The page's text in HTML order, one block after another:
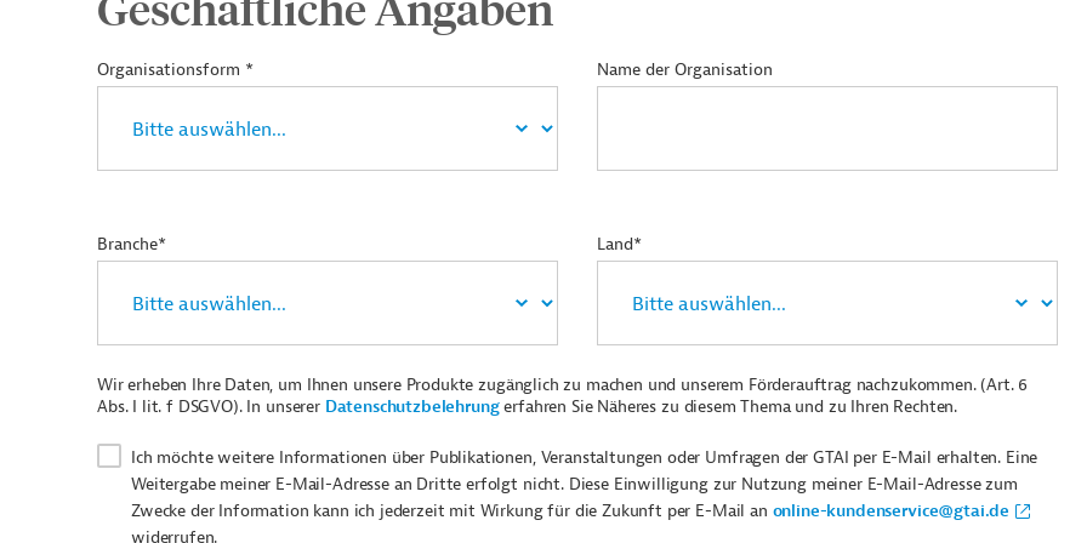
Organisationsform * Name der Organisation
Branche* Land*
Wir erheben Ihre Daten, um Ihnen unsere Produkte zugänglich zu machen und unserem Förderauftrag nachzukommen. (Art. 6
Abs. I lit. f DSGVO). In unserer Datenschutzbelehrungerfahren Sie Näheres zu diesem Thema und zu Ihren Rechten.
Ich möchte weitere Informationen über Publikationen, Veranstaltungen oder Umfragen der GTAI per E-Mail erhalten. Eine
Weitergabe meiner E-Mail-Adresse an Dritte erfolgt nicht. Diese Einwilligung zur Nutzung meiner E-Mail-Adresse zum
Zwecke der Information kann ich jederzeit mit Wirkung für die Zukunft per E-Mail an online-kundenservice@gtai.de
widerrufen.